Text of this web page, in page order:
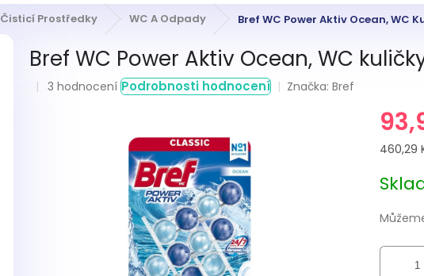
Čisticí Prostředky WC A Odpady Bref WC Power Aktiv Ocean, WC
Bref WC Power Aktiv Ocean, WC
Průměrné
3 hodnocení Podrobnosti hodnocení Značka: Bref
Měrná
460,29